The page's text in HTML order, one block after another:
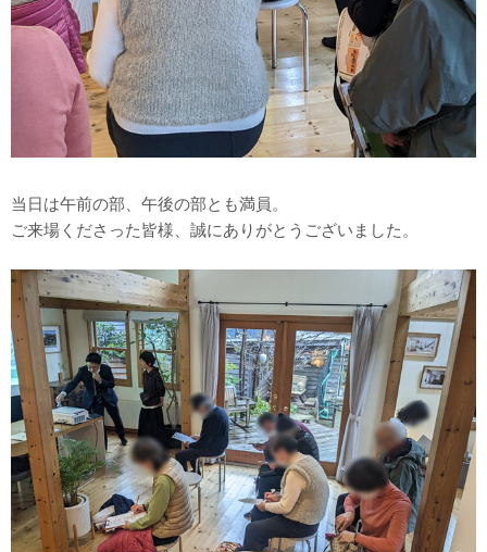
当日は午前の部、午後の部とも満員。
ご来場くださった皆様、誠にありがとうございました。